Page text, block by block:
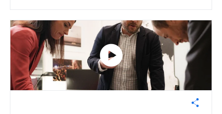
play_circle